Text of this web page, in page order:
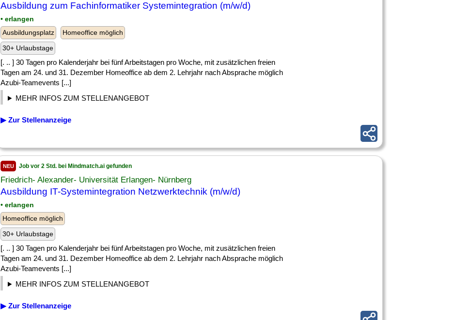
Ausbildung zum Fachinformatiker Systemintegration (m/w/d)
• erlangen
Ausbildungsplatz
Homeoffice möglich
30+ Urlaubstage
[. .. ] 30 Tagen pro Kalenderjahr bei fünf Arbeitstagen pro Woche, mit zusätzlichen freien
Tagen am 24. und 31. Dezember Homeoffice ab dem 2. Lehrjahr nach Absprache möglich
Azubi-Teamevents [...]
MEHR INFOS ZUM STELLENANGEBOT
▶ Zur Stellenanzeige
NEU Job vor 2 Std. bei Mindmatch.ai gefunden
Friedrich- Alexander- Universität Erlangen- Nürnberg
Ausbildung IT-Systemintegration Netzwerktechnik (m/w/d)
• erlangen
Homeoffice möglich
30+ Urlaubstage
[. .. ] 30 Tagen pro Kalenderjahr bei fünf Arbeitstagen pro Woche, mit zusätzlichen freien
Tagen am 24. und 31. Dezember Homeoffice ab dem 2. Lehrjahr nach Absprache möglich
Azubi-Teamevents [...]
MEHR INFOS ZUM STELLENANGEBOT
▶ Zur Stellenanzeige